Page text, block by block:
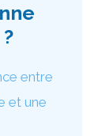
entre
et une